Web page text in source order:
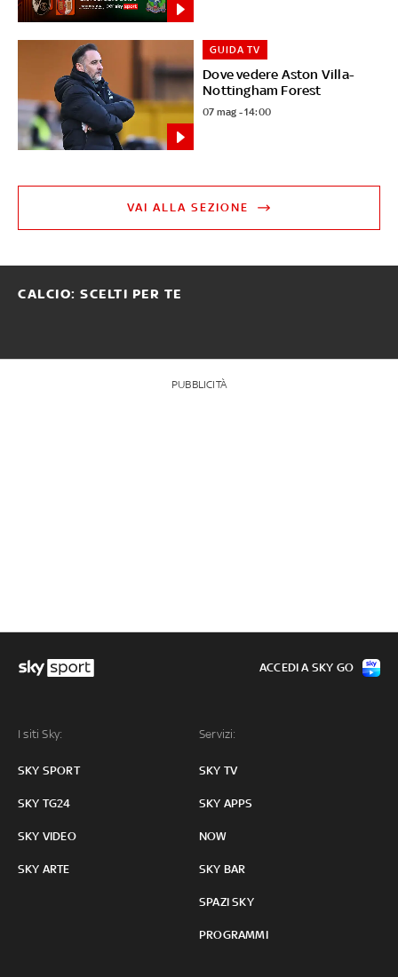
Dove vedere Aston Villa-
Nottingham Forest
GUIDA TV
07 mag - 14:00
VAI ALLA SEZIONE
CALCIO: SCELTI PER TE
PUBBLICITÀ
I siti Sky:
SKY SPORT
SKY TG24
SKY VIDEO
SKY ARTE
Servizi:
SKY TV
SKY APPS
NOW
SKY BAR
SPAZI SKY
PROGRAMMI
ACCEDI A SKY GO